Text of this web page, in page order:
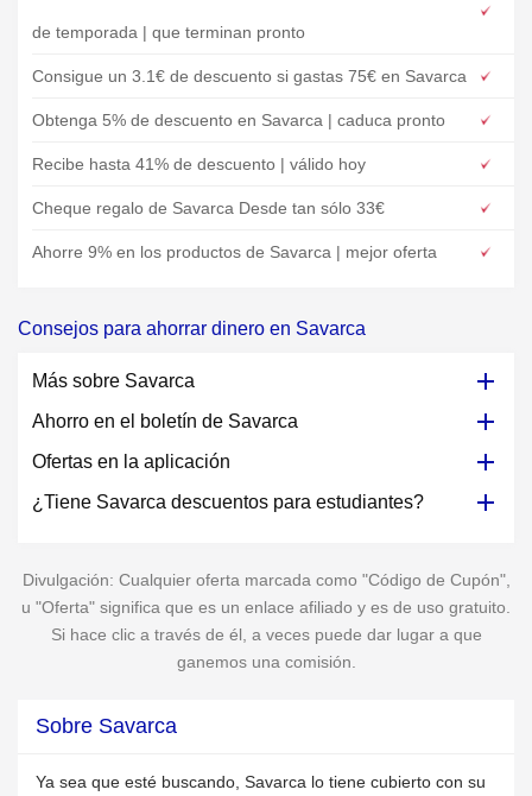
de temporada | que terminan pronto
Consigue un 3.1€ de descuento si gastas 75€ en Savarca
Obtenga 5% de descuento en Savarca | caduca pronto
Recibe hasta 41% de descuento | válido hoy
Cheque regalo de Savarca Desde tan sólo 33€
Ahorre 9% en los productos de Savarca | mejor oferta
Consejos para ahorrar dinero en Savarca
Más sobre Savarca
Ahorro en el boletín de Savarca
Ofertas en la aplicación
¿Tiene Savarca descuentos para estudiantes?
Divulgación: Cualquier oferta marcada como "Código de Cupón",
u "Oferta" significa que es un enlace afiliado y es de uso gratuito.
Si hace clic a través de él, a veces puede dar lugar a que
ganemos una comisión.
Sobre Savarca
Ya sea que esté buscando, Savarca lo tiene cubierto con su